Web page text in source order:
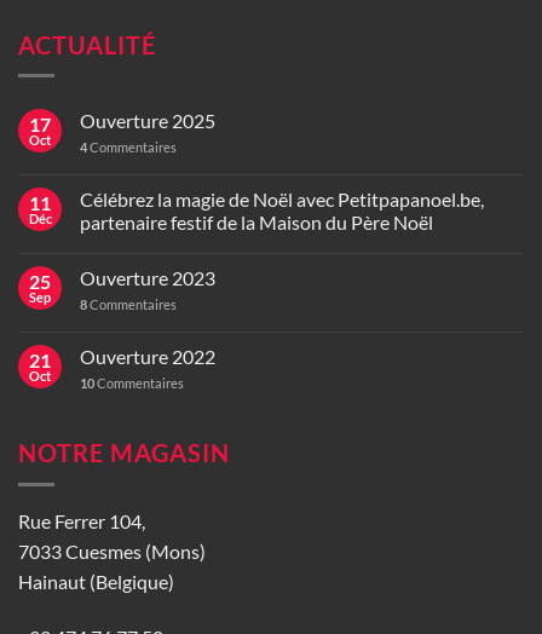
ACTUALITÉ
17
Oct
Ouverture 2025
4Commentaires
11
Déc
Célébrez la magie de Noël avec Petitpapanoel.be,
partenaire festif de la Maison du Père Noël
25
Sep
Ouverture 2023
8Commentaires
21
Oct
Ouverture 2022
10Commentaires
NOTRE MAGASIN
Rue Ferrer 104,
7033 Cuesmes (Mons)
Hainaut (Belgique)